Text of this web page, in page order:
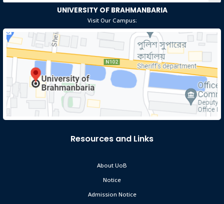
UNIVERSITY OF BRAHMANBARIA
Visit Our Campus:
Resources and Links
About UoB
Notice
Admission Notice